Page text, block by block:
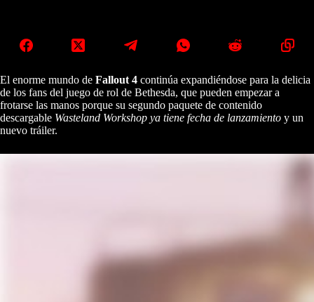
El enorme mundo de Fallout 4 continúa expandiéndose para la delicia
de los fans del juego de rol de Bethesda, que pueden empezar a
frotarse las manos porque su segundo paquete de contenido
descargable Wasteland Workshop ya tiene fecha de lanzamiento y un
nuevo tráiler.